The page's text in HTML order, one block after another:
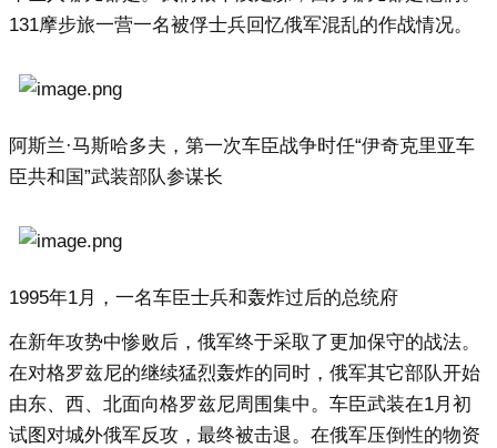
131摩步旅一营一名被俘士兵回忆俄军混乱的作战情况。
阿斯兰·马斯哈多夫，第一次车臣战争时任“伊奇克里亚车
臣共和国”武装部队参谋长
1995年1月，一名车臣士兵和轰炸过后的总统府
在新年攻势中惨败后，俄军终于采取了更加保守的战法。
在对格罗兹尼的继续猛烈轰炸的同时，俄军其它部队开始
由东、西、北面向格罗兹尼周围集中。车臣武装在1月初
试图对城外俄军反攻，最终被击退。在俄军压倒性的物资